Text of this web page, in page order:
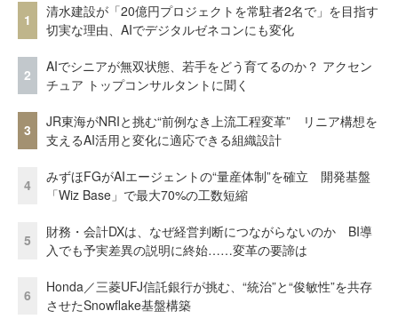
1
清水建設が「20億円プロジェクトを常駐者2名で」を目指す
切実な理由、AIでデジタルゼネコンにも変化
2
AIでシニアが無双状態、若手をどう育てるのか？ アクセン
チュア トップコンサルタントに聞く
3
JR東海がNRIと挑む“前例なき上流工程変革” リニア構想を
支えるAI活用と変化に適応できる組織設計
4
みずほFGがAIエージェントの“量産体制”を確立 開発基盤
「Wiz Base」で最大70%の工数短縮
5
財務・会計DXは、なぜ経営判断につながらないのか BI導
入でも予実差異の説明に終始……変革の要諦は
6
Honda／三菱UFJ信託銀行が挑む、“統治”と“俊敏性”を共存
させたSnowflake基盤構築